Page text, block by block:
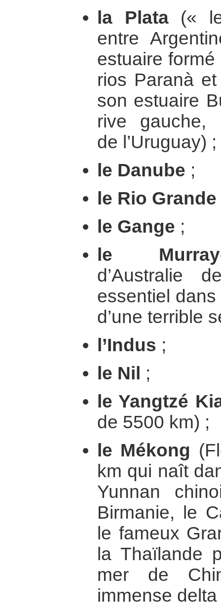
la Plata(« le
entre
estuaire
rios Paranà
son estuaire
rive gauche,
de l’Uruguay) ;
le Danube ;
le Rio Grande
le Gange ;
le Murray-
d’Australie
essentiel
d’une terrible
l’Indus ;
le Nil
;
le Yangtzé
de 5500 km) ;
le Mékong
km qui naît
Yunnan
Birmanie, le
le fameux
la Thaïlande
mer de
immense